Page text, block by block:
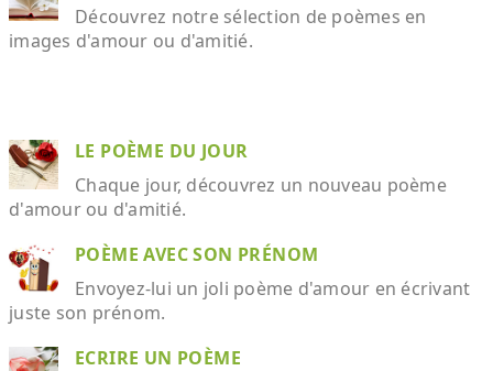
Découvrez notre sélection de poèmes en
images d'amour ou d'amitié.
LE POÈME DU JOUR
Chaque jour, découvrez un nouveau poème
d'amour ou d'amitié.
POÈME AVEC SON PRÉNOM
Envoyez-lui un joli poème d'amour en écrivant
juste son prénom.
ECRIRE UN POÈME